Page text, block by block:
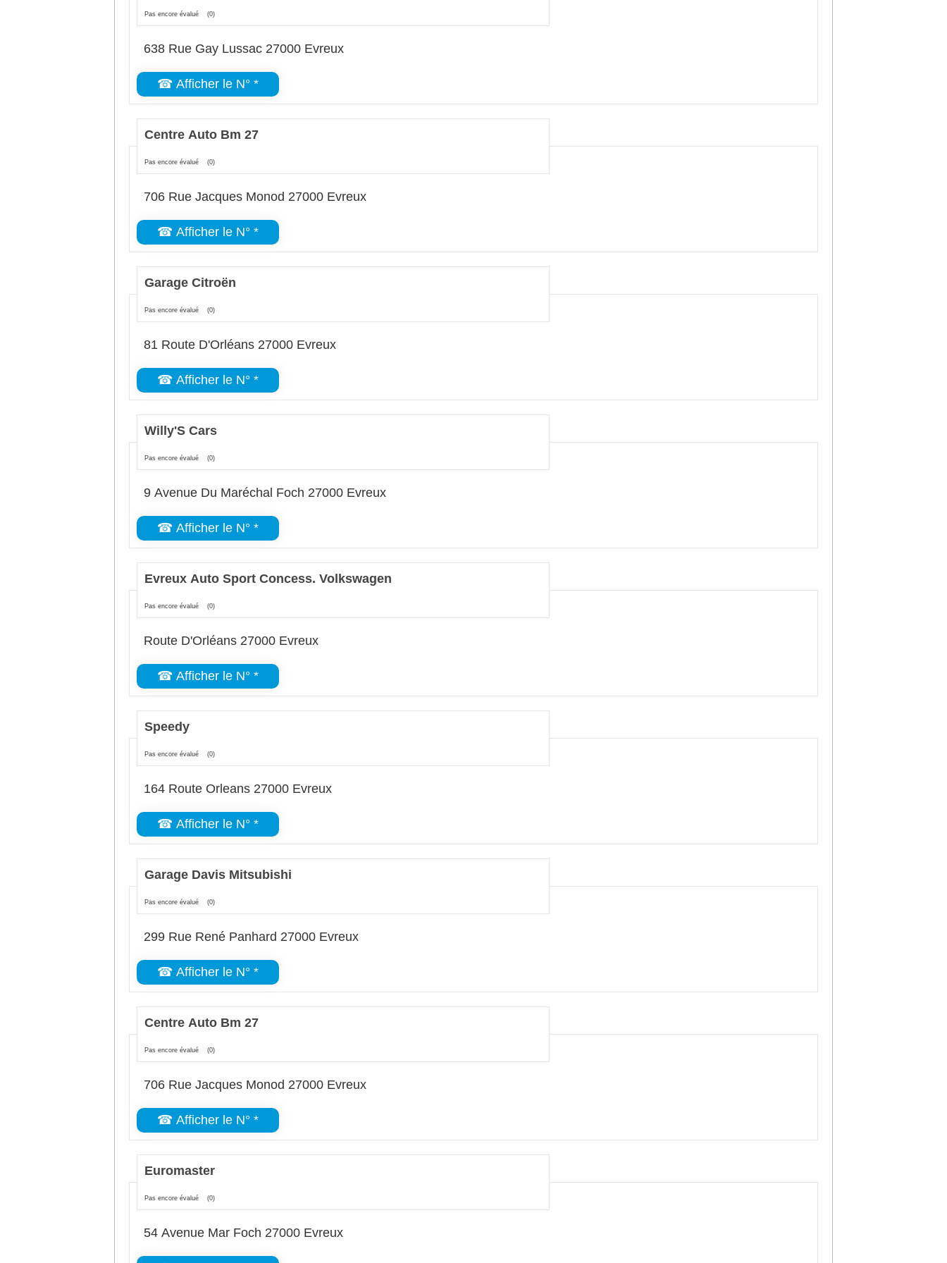
Pas encore évalué (0)
638 Rue Gay Lussac 27000 Evreux
☎ Afficher le N° *
Centre Auto Bm 27
Pas encore évalué (0)
706 Rue Jacques Monod 27000 Evreux
☎ Afficher le N° *
Garage Citroën
Pas encore évalué (0)
81 Route D'Orléans 27000 Evreux
☎ Afficher le N° *
Willy'S Cars
Pas encore évalué (0)
9 Avenue Du Maréchal Foch 27000 Evreux
☎ Afficher le N° *
Evreux Auto Sport Concess. Volkswagen
Pas encore évalué (0)
Route D'Orléans 27000 Evreux
☎ Afficher le N° *
Speedy
Pas encore évalué (0)
164 Route Orleans 27000 Evreux
☎ Afficher le N° *
Garage Davis Mitsubishi
Pas encore évalué (0)
299 Rue René Panhard 27000 Evreux
☎ Afficher le N° *
Centre Auto Bm 27
Pas encore évalué (0)
706 Rue Jacques Monod 27000 Evreux
☎ Afficher le N° *
Euromaster
Pas encore évalué (0)
54 Avenue Mar Foch 27000 Evreux